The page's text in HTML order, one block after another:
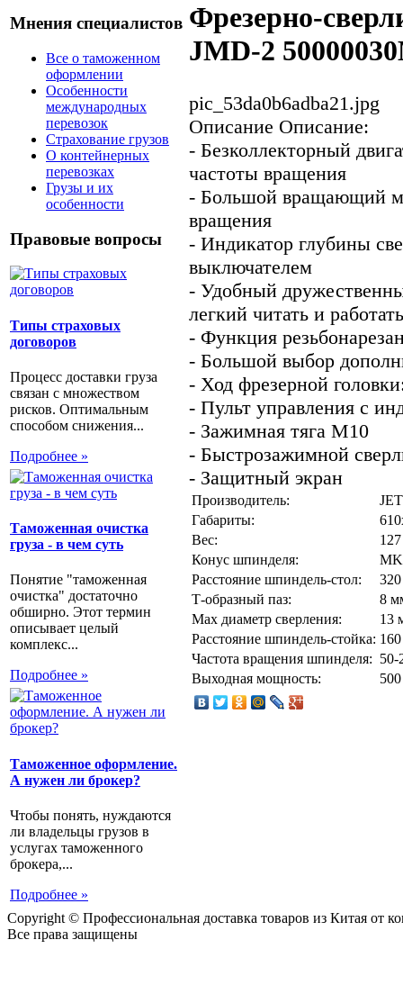
Мнения специалистов
Все о таможенном
оформлении
Особенности
международных
перевозок
Страхование грузов
О контейнерных
перевозках
Грузы и их
особенности
Правовые вопросы
Типы страховых
договоров
Процесс доставки груза
связан с множеством
рисков. Оптимальным
способом снижения...
Подробнее »
Таможенная очистка
груза - в чем суть
Понятие "таможенная
очистка" достаточно
обширно. Этот термин
описывает целый
комплекс...
Подробнее »
Таможенное оформление.
А нужен ли брокер?
Чтобы понять, нуждаются
ли владельцы грузов в
услугах таможенного
брокера,...
Подробнее »
Фрезерно-
JMD-2
pic_53da0b6adba21.jpg
Описание Описание:
- Безколлекторный
частоты вращения
- Большой вращающий
вращения
- Индикатор глубины
выключателем
- Удобный
легкий читать и работать
- Функция
- Большой выбор
- Ход фрезерной
- Пульт управления с
- Зажимная тяга М10
- Быстрозажимной
- Защитный экран
Производитель:
JET
Габариты:
Вес:
Конус шпинделя:
Расстояние шпиндель-стол:
Т-образный паз:
8
Max диаметр сверления:
13
Расстояние шпиндель-стойка:
Частота вращения шпинделя: 50-
Выходная мощность:
Copyright © Профессиональная доставка товаров из Китая от
Все права защищены